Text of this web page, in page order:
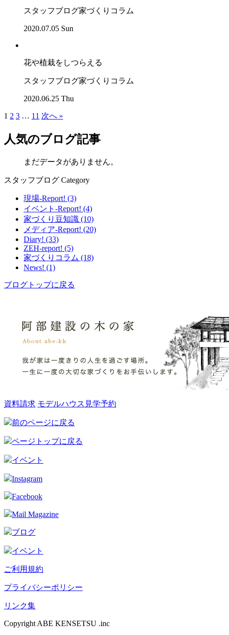
スタッフブログ家づくりコラム
2020.07.05 Sun
花や植栽をしつらえる
スタッフブログ家づくりコラム
2020.06.25 Thu
1 2 3 … 11 次へ »
人気のブログ記事
まだデータがありません。
スタッフブログ Category
現場-Report! (3)
イベント-Report! (4)
家づくり豆知識 (10)
メディア-Report! (20)
Diary! (33)
ZEH-report! (5)
家づくりコラム (18)
News! (1)
ブログトップに戻る
資料請求 モデルハウス見学予約
前のページに戻る
ページトップに戻る
イベント
Instagram
Facebook
Mail Magazine
ブログ
イベント
ご利用規約
プライバシーポリシー
リンク集
Copyright ABE KENSETSU .inc